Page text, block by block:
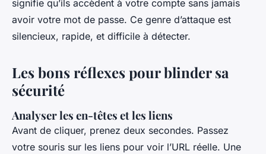
signifie qu’ils accèdent à votre compte sans jamais
avoir votre mot de passe. Ce genre d’attaque est
silencieux, rapide, et difficile à détecter.
Les bons réflexes pour blinder sa
sécurité
Analyser les en-têtes et les liens
Avant de cliquer, prenez deux secondes. Passez
votre souris sur les liens pour voir l’URL réelle. Une